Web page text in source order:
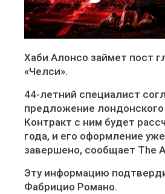
Хаби Алонсо займет пост
«Челси».
44-летний специалист
предложение лондонского
Контракт с ним будет
года, и его оформление
завершено, сообщает The
Эту информацию
Фабрицио Романо.